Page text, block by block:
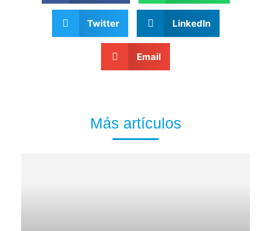
Twitter LinkedIn
Email
Más artículos